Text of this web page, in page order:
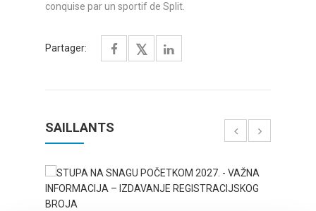
conquise par un sportif de Split.
Partager:
SAILLANTS